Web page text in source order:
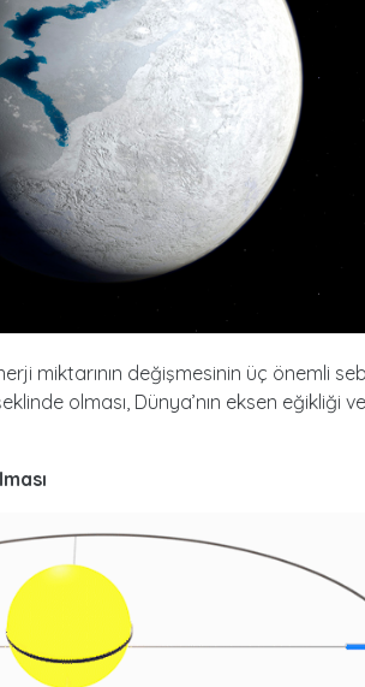
miktarının değişmesinin üç önemli
olması, Dünya’nın eksen eğikliği